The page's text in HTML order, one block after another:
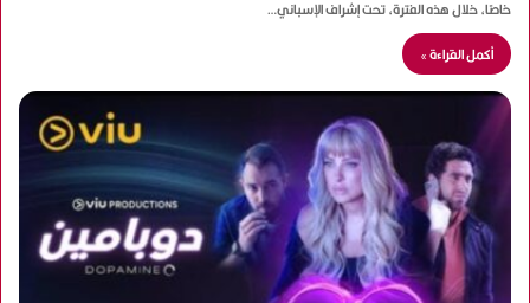
خاصًا، خلال هذه الفترة، تحت إشراف الإسباني…
أكمل القراءة »